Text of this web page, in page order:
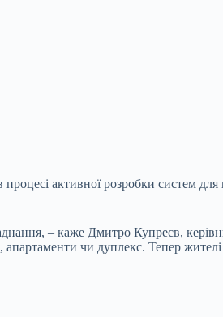
активної розробки систем
– каже Дмитро Купреєв,
чи дуплекс. Тепер